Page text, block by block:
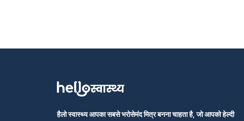
हैलो स्वास्थ्य आपका सबसे भरोसेमंद मित्र बनना चाहता है, जो आपको हेल्दी